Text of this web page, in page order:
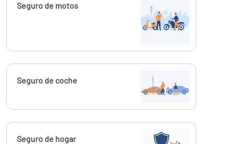
Calcúlalo ahora
Seguro de motos
Calcúlalo ahora
Seguro de coche
Calcúlalo ahora
Seguro de hogar